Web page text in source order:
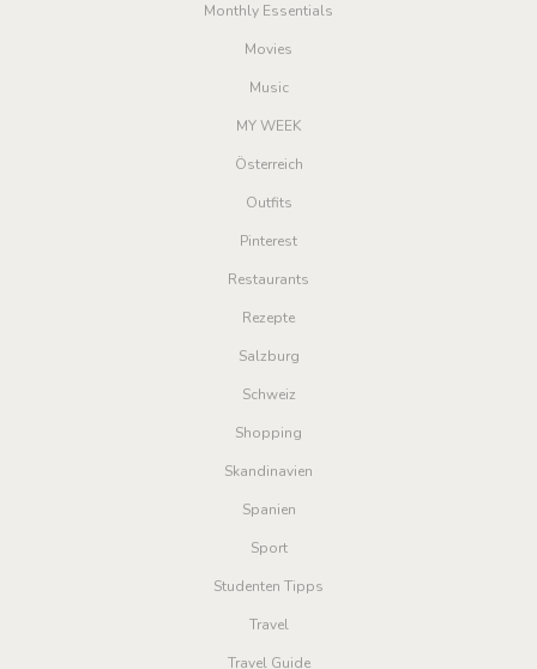
Monthly Essentials
Movies
Music
MY WEEK
Österreich
Outfits
Pinterest
Restaurants
Rezepte
Salzburg
Schweiz
Shopping
Skandinavien
Spanien
Sport
Studenten Tipps
Travel
Travel Guide